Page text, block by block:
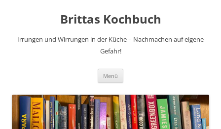
Brittas Kochbuch
Irrungen und Wirrungen in der Küche – Nachmachen auf eigene
Gefahr!
Menü